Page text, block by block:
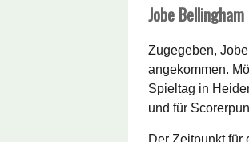
Jobe
Zugegeben,
angekommen.
Spieltag in
und für
Der Zeitpunkt für